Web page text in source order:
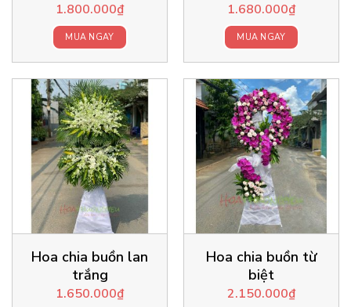
1.800.000₫
MUA NGAY
1.680.000₫
MUA NGAY
Hoa chia buồn lan
trắng
1.650.000₫
Hoa chia buồn từ
biệt
2.150.000₫